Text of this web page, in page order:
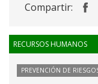
Compartir:
RECURSOS HUMANOS
PREVENCIÓN DE